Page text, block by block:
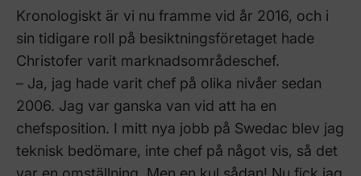
Kronologiskt är vi nu framme vid år 2016, och i
sin tidigare roll på besiktningsföretaget hade
Christofer varit marknadsområdeschef.
– Ja, jag hade varit chef på olika nivåer sedan
2006. Jag var ganska van vid att ha en
chefsposition. I mitt nya jobb på Swedac blev jag
teknisk bedömare, inte chef på något vis, så det